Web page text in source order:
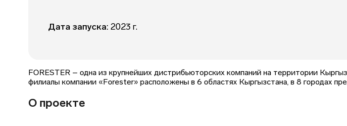
Дата запуска: 2023 г.
FORESTER – одна из крупнейших дистрибьюторских компаний на территории
филиалы компании «Forester» расположены в 6 областях Кыргызстана, в 8 городах
О проекте